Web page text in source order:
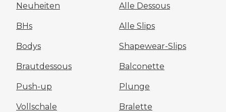
Neuheiten Alle Dessous
BHs Alle Slips
Bodys Shapewear-Slips
Brautdessous Balconette
Push-up Plunge
Vollschale Bralette